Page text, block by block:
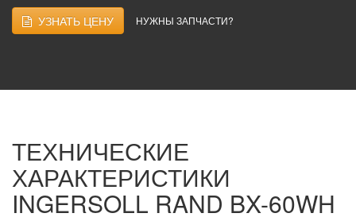
УЗНАТЬ ЦЕНУ НУЖНЫ ЗАПЧАСТИ?
ТЕХНИЧЕСКИЕ
ХАРАКТЕРИСТИКИ
INGERSOLL RAND BX-60WH